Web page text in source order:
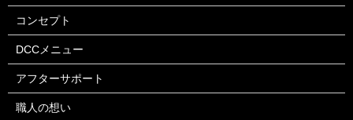
コンセプト
DCCメニュー
アフターサポート
職人の想い